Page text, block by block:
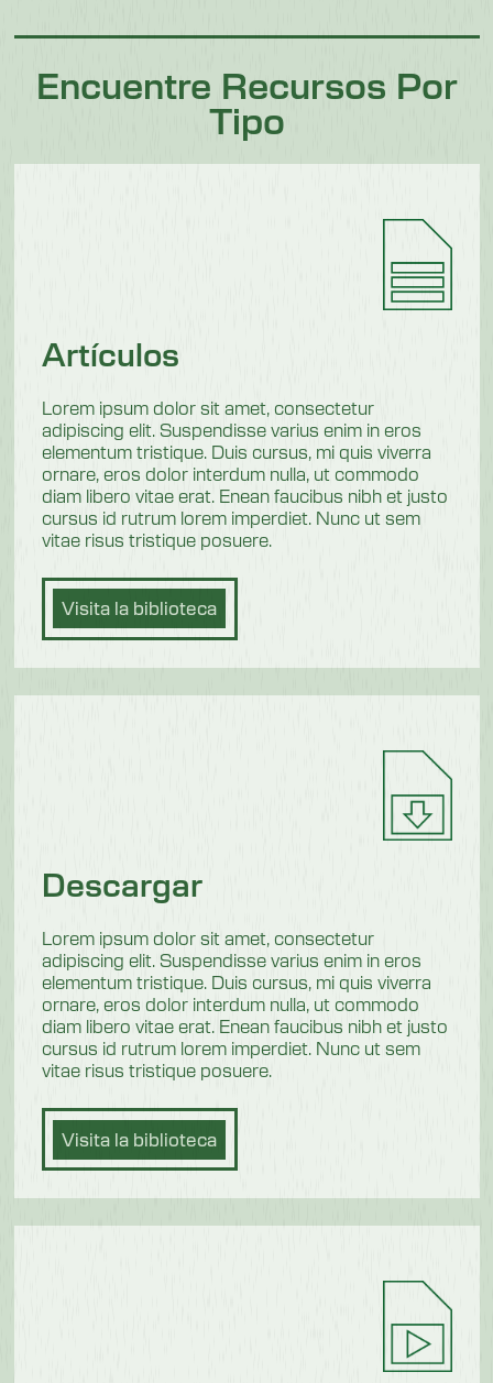
Encuentre Recursos Por
Tipo
Artículos
Lorem ipsum dolor sit amet, consectetur
adipiscing elit. Suspendisse varius enim in eros
elementum tristique. Duis cursus, mi quis viverra
ornare, eros dolor interdum nulla, ut commodo
diam libero vitae erat. Enean faucibus nibh et justo
cursus id rutrum lorem imperdiet. Nunc ut sem
vitae risus tristique posuere.
Visita la biblioteca
Descargar
Lorem ipsum dolor sit amet, consectetur
adipiscing elit. Suspendisse varius enim in eros
elementum tristique. Duis cursus, mi quis viverra
ornare, eros dolor interdum nulla, ut commodo
diam libero vitae erat. Enean faucibus nibh et justo
cursus id rutrum lorem imperdiet. Nunc ut sem
vitae risus tristique posuere.
Visita la biblioteca